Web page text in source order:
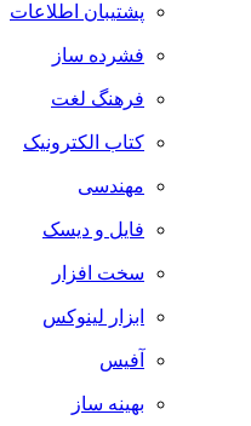
پشتیبان اطلاعات
فشرده ساز
فرهنگ لغت
کتاب الکترونیک
مهندسی
فایل و دیسک
سخت افزار
ابزار لینوکس
آفیس
بهینه ساز